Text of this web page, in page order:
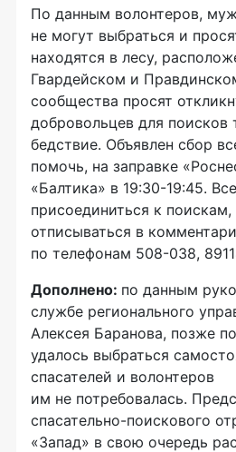
По данным волонтеров,
не могут выбраться и
находятся в лесу,
Гвардейском и
сообщества просят
добровольцев для поисков
бедствие. Объявлен сбор
помочь, на заправке
«Балтика» в 19:30-19:45.
присоединиться к поискам,
отписываться в
по телефонам 508-038,
Дополнено: по данным
службе регионального
Алексея Баранова, позже
удалось выбраться
спасателей и волонтеров
им не потребовалась.
спасательно-поискового
«Запад» в свою очередь